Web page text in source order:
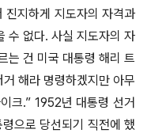
진지하게 지도자의 자격과
수 없다. 사실 지도자의 자
는 건 미국 대통령 해리 트
해라 명령하겠지만 아무
크.” 1952년 대통령 선거
으로 당선되기 직전에 했